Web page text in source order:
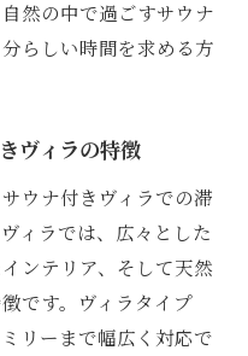
然の中で過ごすサウナ
らしい時間を求める方
ヴィラの特徴
ウナ付きヴィラでの滞
ィラでは、広々とした
ンテリア、そして天然
です。ヴィラタイプ
リーまで幅広く対応で